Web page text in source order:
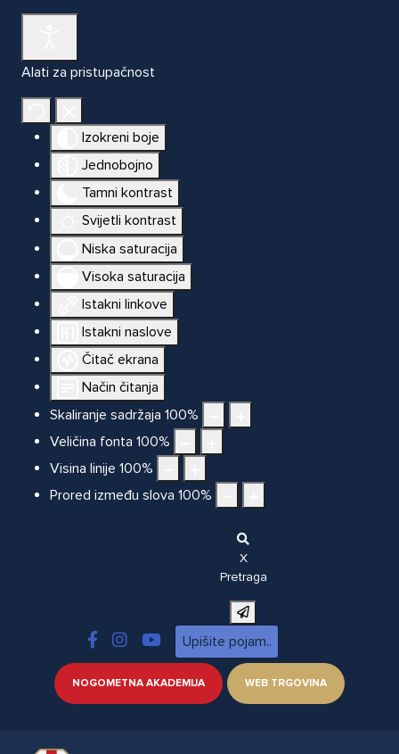
Alati za pristupačnost
Izokreni boje
Jednobojno
Tamni kontrast
Svijetli kontrast
Niska saturacija
Visoka saturacija
Istakni linkove
Istakni naslove
Čitač ekrana
Način čitanja
Skaliranje sadržaja 100%
Veličina fonta 100%
Visina linije 100%
Prored između slova 100%
X
Pretraga
NOGOMETNA AKADEMIJA WEB TRGOVINA